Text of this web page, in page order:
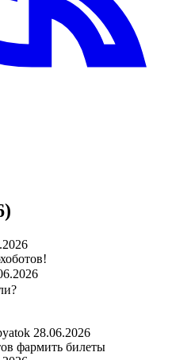
28.06.2026
фармить билеты